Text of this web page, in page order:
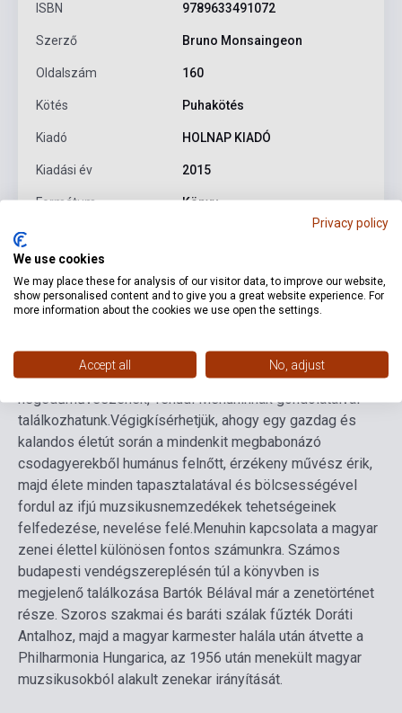
ISBN 9789633491072
Szerző Bruno Monsaingeon
Oldalszám 160
Kötés Puhakötés
Kiadó HOLNAP KIADÓ
Kiadási év 2015
Formátum Könyv
Részletes leírás Kapcsolódó linkek Vélemények
A sorozatban korábban megjelent Richter- és Gould-
kötetek után most a század emblematikus
hegedűművészének, Yehudi Menuhinnak gondolataival
találkozhatunk.Végigkísérhetjük, ahogy egy gazdag és
kalandos életút során a mindenkit megbabonázó
csodagyerekből humánus felnőtt, érzékeny művész érik,
majd élete minden tapasztalatával és bölcsességével
fordul az ifjú muzsikusnemzedékek tehetségeinek
felfedezése, nevelése felé. Menuhin kapcsolata a magyar
zenei élettel különösen fontos számunkra. Számos
budapesti vendégszereplésén túl a könyvben is
megjelenő találkozása Bartók Bélával már a zenetörténet
része. Szoros szakmai és baráti szálak fűzték Doráti
Antalhoz, majd a magyar karmester halála után átvette a
Philharmonia Hungarica, az 1956 után menekült magyar
muzsikusokból alakult zenekar irányítását.
Privacy policy
We use cookies
We may place these for analysis of our visitor data, to improve our website,
show personalised content and to give you a great website experience. For
more information about the cookies we use open the settings.
Accept all No, adjust